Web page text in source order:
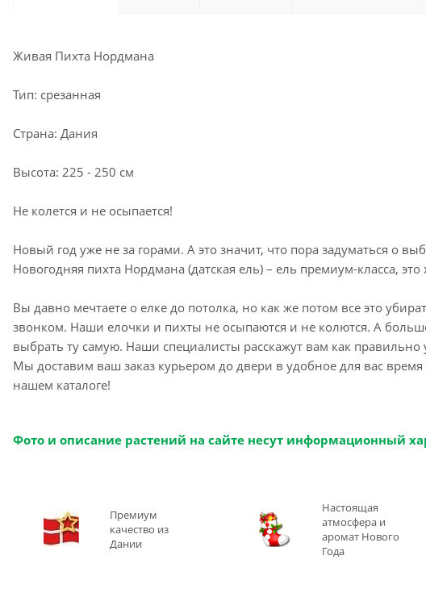
Живая Пихта Нордмана
Тип: срезанная
Страна: Дания
Высота: 225 - 250 см
Не колется и не осыпается!
Новый год уже не за горами. А это значит, что пора задуматься о
Новогодняя пихта Нордмана (датская ель) – ель премиум-класса,
Вы давно мечтаете о елке до потолка, но как же потом все это
звонком. Наши елочки и пихты не осыпаются и не колются. А
выбрать ту самую. Наши специалисты расскажут вам как
Мы доставим ваш заказ курьером до двери в удобное для вас
нашем каталоге!
Фото и описание растений на сайте несут информационный
Премиум
качество из
Дании
Настоящая
атмосфера и
аромат Нового
Года